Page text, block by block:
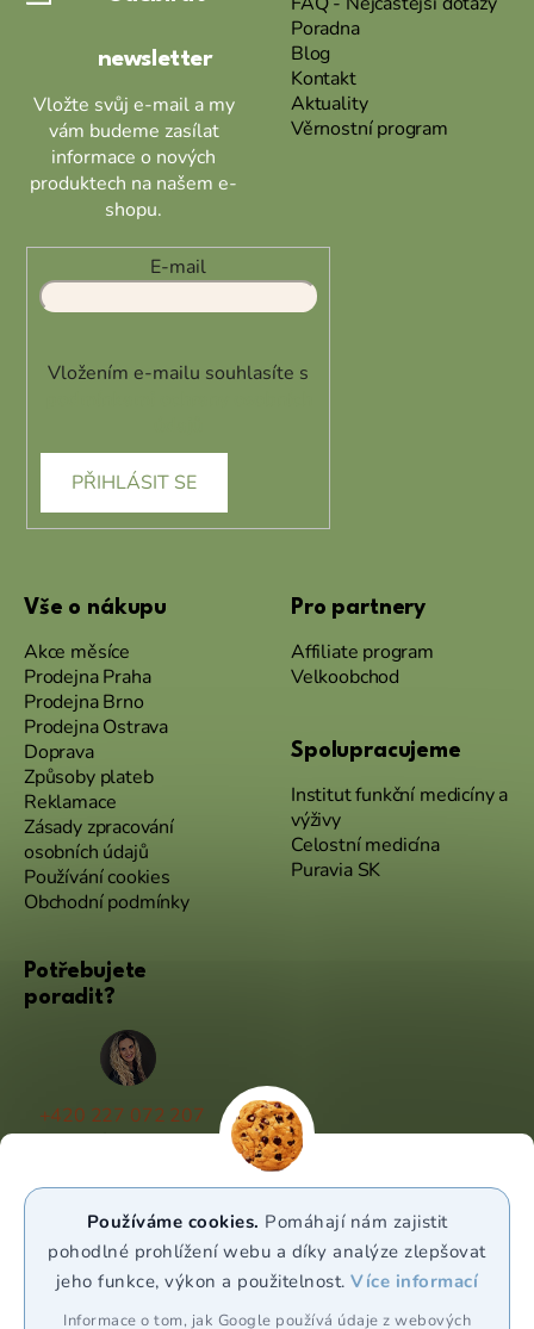
Používáme cookies. Pomáhají nám zajistit
pohodlné prohlížení webu a díky analýze zlepšovat
jeho funkce, výkon a použitelnost.Více informací
Informace o tom, jak Google používá údaje z webových
newsletter
Vložte svůj e-mail a my
vám budeme zasílat
informace o nových
produktech na našem e-
shopu.
E-mail
Vložením e-mailu souhlasíte s
PŘIHLÁSIT SE
Poradna
Blog
Kontakt
Aktuality
Věrnostní program
Vše o nákupu
Akce měsíce
Prodejna Praha
Prodejna Brno
Prodejna Ostrava
Doprava
Způsoby plateb
Reklamace
Zásady zpracování
osobních údajů
Používání cookies
Obchodní podmínky
Pro partnery
Affiliate program
Velkoobchod
Spolupracujeme
Institut funkční medicíny a
výživy
Celostní medicína
Puravia SK
Potřebujete
poradit?
+420 227 072 207
(Po - Pá 9:00 - 17:00)
WhatsApp